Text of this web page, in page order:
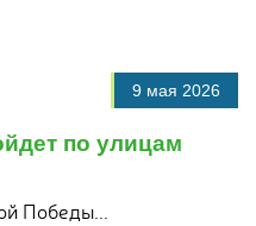
9 мая 2026
по улицам
Победы...